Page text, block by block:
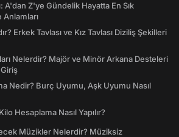
A'dan Z'ye Gündelik Hayatta En Sık
Anlamları
Erkek Tavlası ve Kız Tavlası Diziliş Şekilleri
Nelerdir? Majör ve Minör Arkana Desteleri
Giriş
Nedir? Burç Uyumu, Aşk Uyumu Nasıl
Hesaplama Nasıl Yapılır?
Müzikler Nelerdir? Müziksiz